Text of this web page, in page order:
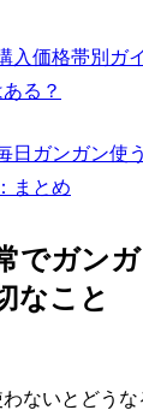
入価格帯別ガ
る？
日ガンガン使
まとめ
でガン
なこと
ないとどうな